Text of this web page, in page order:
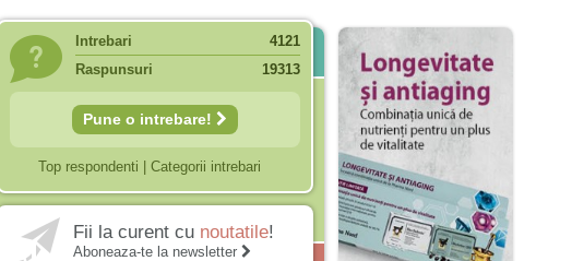
Intrebari
4121
Raspunsuri
19313
Pune o intrebare!
Top respondenti Categorii intrebari
Fii la curent cu noutatile!
Aboneaza-te la newsletter